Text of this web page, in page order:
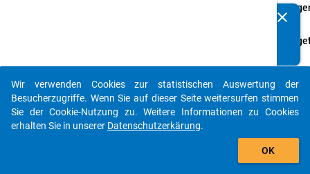
38
Sie in
Regel
clear
auto_stories
add_shopping_cart
Wir verwenden Cookies zur statistischen Auswertung der
Besucherzugriffe. Wenn Sie auf dieser Seite weitersurfen stimmen
Sie der Cookie-Nutzung zu. Weitere Informationen zu Cookies
erhalten Sie in unserer Datenschutzerkärung.
OK